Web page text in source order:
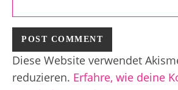
Diese Website verwendet
reduzieren. Erfahre, wie deine